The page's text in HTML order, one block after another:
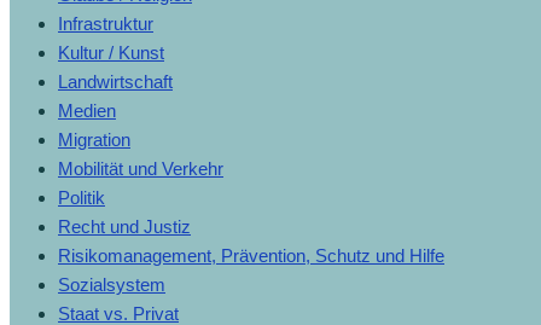
Infrastruktur
Kultur / Kunst
Landwirtschaft
Medien
Migration
Mobilität und Verkehr
Politik
Recht und Justiz
Risikomanagement, Prävention, Schutz und Hilfe
Sozialsystem
Staat vs. Privat